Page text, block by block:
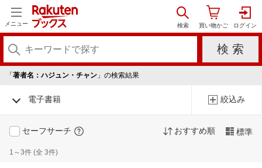
メニュー
「 著者名：ハジュン・チャン 」の検索結果
電子書籍 絞込み
セーフサーチ おすすめ順 標準
1～3件 (全 3件)